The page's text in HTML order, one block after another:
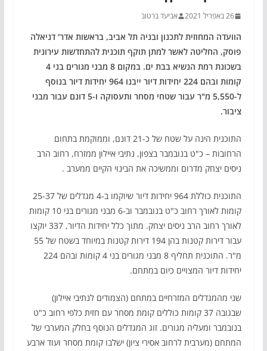
26 באפריל 2021 אביעד ברטוב
הוועדה המחוזית לתכנון ובניה תל אביב, בראשות אדר' דניאלה
פוסק, החליטה לאשר למתן תוקף תוכנית להתחדשות עירונית
בשכונת רמת הנשיא בבת ים. במקום 8 מבני מגורים בני 4
קומות ובהם 224 יחידות דיור ייבנו 964 יחידות דיור בנוסף
ל-5,550 מ"ר עבור שטחי מסחר ותעסוקה ו-5 דונם עבור מבני
ציבור.
התוכנית הינה על שטח של כ-21 דונם, וממוקמת בתחום
הרחובות – כ"ט בנובמבר בצפון, נתיבי איילון ממזרח, רחוב הרב
ניסים יצחק מדרום וממשיכה את הבינוי הקיים ממערב .
התוכנית כוללת 964 יחידות דיור שיוקמו ב-4 מגדלים של 25-37
קומות לאורך רחוב כ"ט בנובמבר וב-6 מבני מגורים בני 10 קומות
לאורך רחוב הרב ניסים יצחק. מתוך כלל יחידות הדיור, 337 יוקצו
עבור דירות קטנות בהן 194 דירות קטנות במיוחד בשטח של 55
מ"ר. התוכנית תחליף 8 מבני מגורים בני 4 קומות ובהם 224
יחידות דיור המצויים כיום במתחם.
שני מהמגדלים המזרחיים במתחם (הצמודים לנתיבי איילון)
שבגובה 37 קומות כוללים קומת מסחר עם חזית כלפי רחוב כ"ט
בנובמבר ומעליה מגורים. זוג המגדלים הנוסף בחלק המערבי של
המתחם (מערבית לרחוב אסירי ציון) ישלבו קומת מסחר ועוד ארבע